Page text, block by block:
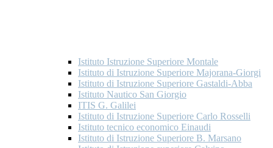
Istituto Istruzione Superiore Montale
Istituto di Istruzione Superiore Majorana-Giorgi
Istituto di Istruzione Superiore Gastaldi-Abba
Istituto Nautico San Giorgio
ITIS G. Galilei
Istituto di Istruzione Superiore Carlo Rosselli
Istituto tecnico economico Einaudi
Istituto di Istruzione Superiore B. Marsano